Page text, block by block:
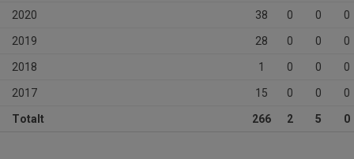
2020 38 0 0 0
2019 28 0 0 0
2018 1 0 0 0
2017 15 0 0 0
Totalt 266 2 5 0